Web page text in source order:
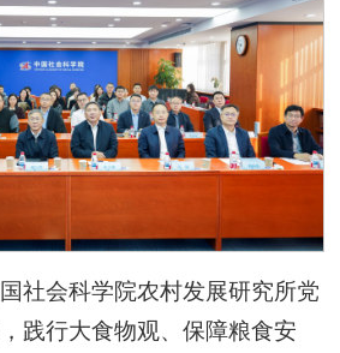
社会科学院农村发展研究所党
践行大食物观、保障粮食安